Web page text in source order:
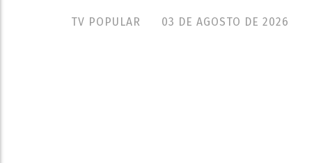
TV POPULAR 03 DE AGOSTO DE 2026